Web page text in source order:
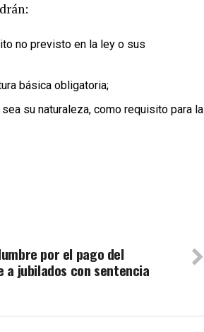
no previsto en la ley o sus
básica obligatoria;
su naturaleza, como requisito para la
por el pago del
a jubilados con sentencia